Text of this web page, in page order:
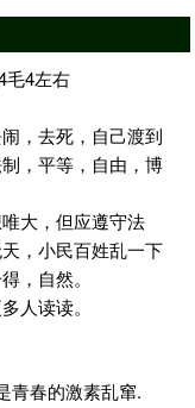
毛4左右
，去死，自己渡到
，平等，自由，博
大，但应遵守法
，小民百姓乱一下
，自然。
人读读。
青春的激素乱窜.